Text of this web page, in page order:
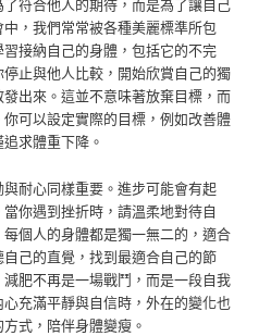
符合他人的期待，而是為了讓自己
，我們常常被各種美麗標準所包
接納自己的身體，包括它的不完
止與他人比較，開始欣賞自己的獨
出來。這並不意味著放棄目標，而
可以設定實際的目標，例如改善體
求體重下降。
耐心同樣重要。進步可能會有起
你遇到挫折時，請溫柔地對待自
個人的身體都是獨一無二的，適合
己的直覺，找到最適合自己的節
肥不再是一場戰鬥，而是一段自我
充滿平靜與自信時，外在的變化也
式，陪伴身體變瘦。